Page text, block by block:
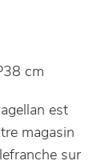
cm
est
magasin
sur